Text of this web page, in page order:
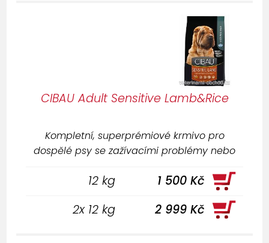
CIBAU Adult Sensitive Lamb&Rice
Kompletní, superprémiové krmivo pro
dospělé psy se zažívacími problémy nebo
12 kg
1 500 Kč
2x 12 kg
2 999 Kč